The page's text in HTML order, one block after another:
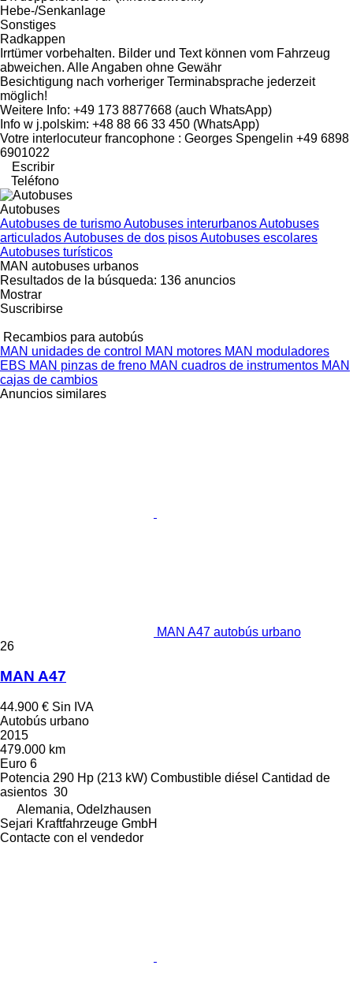
Hebe-/Senkanlage
Sonstiges
Radkappen
Irrtümer vorbehalten. Bilder und Text können vom Fahrzeug
abweichen. Alle Angaben ohne Gewähr
Besichtigung nach vorheriger Terminabsprache jederzeit
möglich!
Weitere Info: +49 173 8877668 (auch WhatsApp)
Info w j.polskim: +48 88 66 33 450 (WhatsApp)
Votre interlocuteur francophone : Georges Spengelin +49 6898
6901022
Escribir
Teléfono
Autobuses
Autobuses de turismoAutobuses interurbanosAutobuses
articuladosAutobuses de dos pisosAutobuses escolares
Autobuses turísticos
MAN autobuses urbanos
Resultados de la búsqueda: 136 anuncios
Mostrar
Suscribirse
Recambios para autobús
MAN unidades de control MAN motores MAN moduladores
EBS MAN pinzas de freno MAN cuadros de instrumentos MAN
cajas de cambios
Anuncios similares
MAN A47 autobús urbano
26
MAN A47
44.900 € Sin IVA
Autobús urbano
2015
479.000 km
Euro 6
Potencia 290 Hp (213 kW) Combustible diésel Cantidad de
asientos 30
Alemania, Odelzhausen
Sejari Kraftfahrzeuge GmbH
Contacte con el vendedor